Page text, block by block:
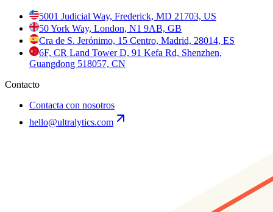
5001 Judicial Way, Frederick, MD 21703, US
50 York Way, London, N1 9AB, GB
Cra de S. Jerónimo, 15 Centro, Madrid, 28014, ES
6F, CR Land Tower D, 91 Kefa Rd, Shenzhen,
Guangdong 518057, CN
Contacto
Contacta con nosotros
hello@ultralytics.com